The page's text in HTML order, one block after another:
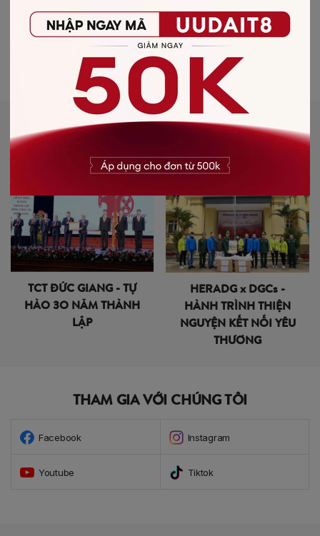
trọng!
Chia sẻ bài viết qua
Bài viết khác
SỰ KIỆN
TCT ĐỨC GIANG - TỰ
HÀO 3O NĂM THÀNH
LẬP
SỰ KIỆN
HERADG x DGCs -
HÀNH TRÌNH THIỆN
NGUYỆN KẾT NỐI YÊU
THƯƠNG
THAM GIA VỚI CHÚNG TÔI
Facebook Instagram
Youtube Tiktok